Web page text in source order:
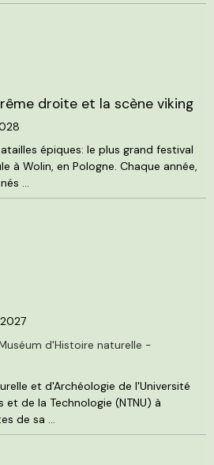
droite et la scène viking
épiques: le plus grand festival
à Wolin, en Pologne. Chaque année,
...
d'Histoire naturelle -
et d'Archéologie de l'Université
et de la Technologie (NTNU) à
de sa ...